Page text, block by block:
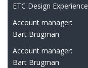
ETC Design Experience
Account manager:
Bart Brugman
Account manager:
Bart Brugman